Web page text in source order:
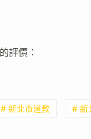
評價：
# 新北市道教 # 新